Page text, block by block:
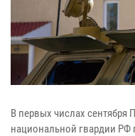
В первых числах сентября
национальной гвардии РФ